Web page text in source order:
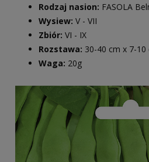
Rodzaj nasion: FASOLA
Wysiew: V - VII
Zbiór: VI - IX
Rozstawa: 30-40 cm x 7-10
Waga: 20g